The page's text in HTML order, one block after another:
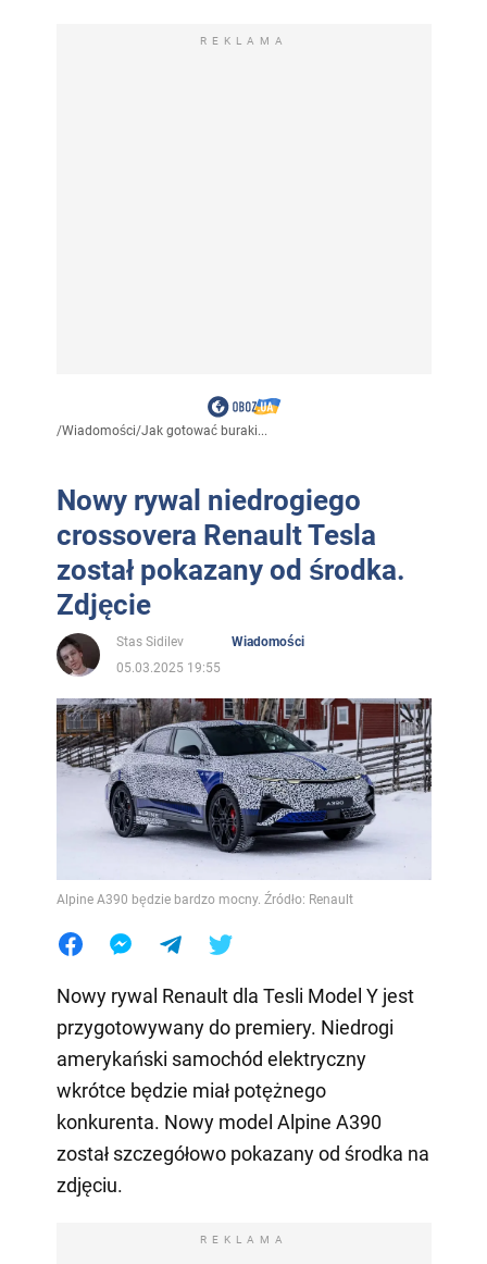
REKLAMA
/Wiadomości/Jak gotować buraki...
Nowy rywal niedrogiego
crossovera Renault Tesla
został pokazany od środka.
Zdjęcie
Stas Sidilev
Wiadomości
05.03.2025 19:55
Alpine A390 będzie bardzo mocny. Źródło: Renault
Nowy rywal Renault dla Tesli Model Y jest
przygotowywany do premiery. Niedrogi
amerykański samochód elektryczny
wkrótce będzie miał potężnego
konkurenta. Nowy model Alpine A390
został szczegółowo pokazany od środka na
zdjęciu.
REKLAMA